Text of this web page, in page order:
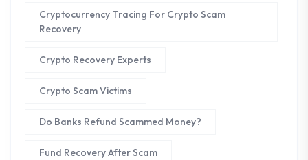
Cryptocurrency Tracing For Crypto Scam
Recovery
Crypto Recovery Experts
Crypto Scam Victims
Do Banks Refund Scammed Money?
Fund Recovery After Scam